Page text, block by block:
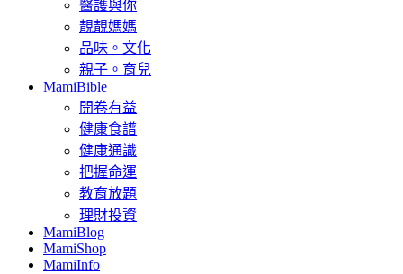
醫護與你
靚靚媽媽
品味。文化
親子。育兒
MamiBible
開卷有益
健康食譜
健康通識
把握命運
教育放題
理財投資
MamiBlog
MamiShop
MamiInfo